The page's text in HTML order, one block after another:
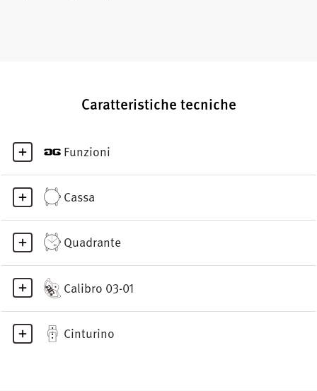
Caratteristiche tecniche
Funzioni
Cassa
Quadrante
Calibro 03-01
Cinturino